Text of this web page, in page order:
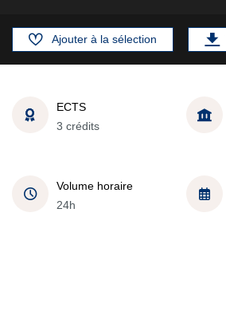
Ajouter à la sélection
ECTS
3 crédits
Volume horaire
24h